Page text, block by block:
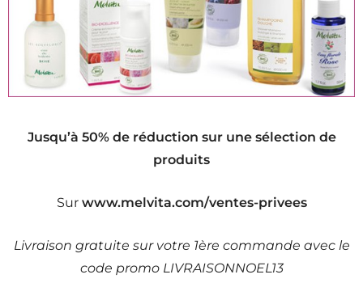
Jusqu’à 50% de réduction sur une sélection de
produits
Sur www.melvita.com/ventes-privees
Livraison gratuite sur votre 1ère commande avec le
code promo LIVRAISONNOEL13